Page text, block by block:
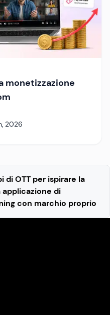
monetizzazione
2026
di OTT per ispirare la
applicazione di
con marchio proprio